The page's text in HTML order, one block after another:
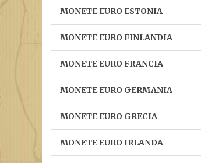
MONETE EURO ESTONIA
MONETE EURO FINLANDIA
MONETE EURO FRANCIA
MONETE EURO GERMANIA
MONETE EURO GRECIA
MONETE EURO IRLANDA